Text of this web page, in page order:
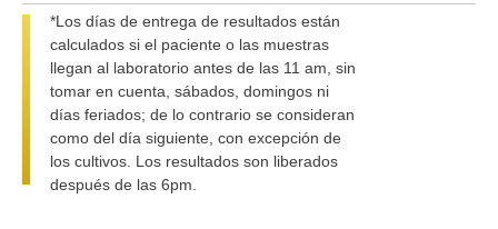
*Los días de entrega de resultados están
calculados si el paciente o las muestras
llegan al laboratorio antes de las 11 am, sin
tomar en cuenta, sábados, domingos ni
días feriados; de lo contrario se consideran
como del día siguiente, con excepción de
los cultivos. Los resultados son liberados
después de las 6pm.